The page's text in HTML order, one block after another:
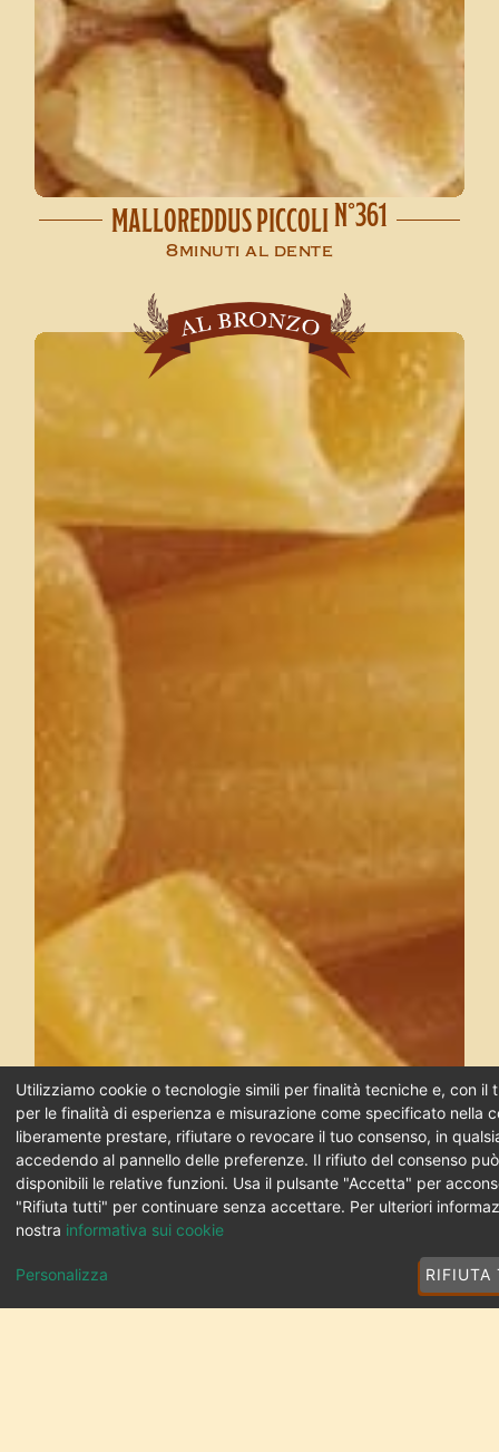
MALLOREDDUS PICCOLIN°361
8minuti al dente
Utilizziamo cookie o tecnologie simili per finalità tecniche e, con il
per le finalità di esperienza e misurazione come specificato nella
liberamente prestare, rifiutare o revocare il tuo consenso, in
accedendo al pannello delle preferenze. Il rifiuto del consenso
disponibili le relative funzioni. Usa il pulsante "Accetta" per
"Rifiuta tutti" per continuare senza accettare. Per ulteriori
nostra informativa sui cookie
Personalizza RIFIUTA